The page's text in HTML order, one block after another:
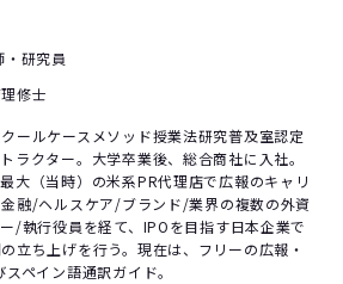
・研究員
修士
ールケースメソッド授業法研究普及室認定
ラクター。大学卒業後、総合商社に入社。
大（当時）の米系PR代理店で広報のキャリ
融/ヘルスケア/ブランド/業界の複数の外資
/執行役員を経て、IPOを目指す日本企業で
立ち上げを行う。現在は、フリーの広報・
ペイン語通訳ガイド。